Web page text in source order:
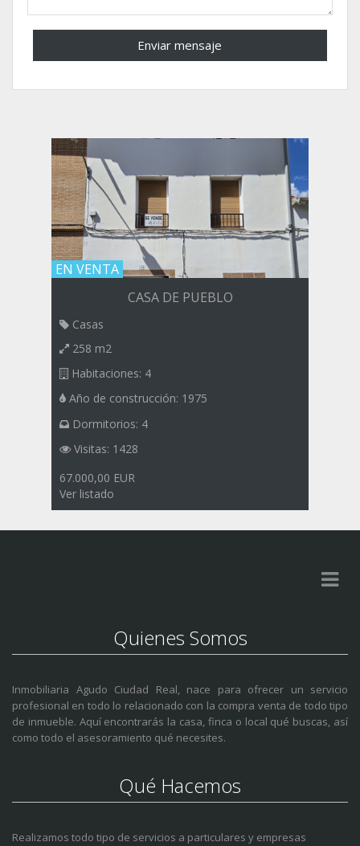
EN VENTA
CASA DE PUEBLO
Casas
258 m2
Habitaciones: 4
Año de construcción: 1975
Dormitorios: 4
Visitas: 1428
67.000,00 EUR
Ver listado
Quienes Somos
Inmobiliaria Agudo Ciudad Real, nace para ofrecer un servicio
profesional en todo lo relacionado con la compra venta de todo tipo
de inmueble. Aquí encontrarás la casa, finca o local qué buscas, así
como todo el asesoramiento qué necesites.
Qué Hacemos
Realizamos todo tipo de servicios a particulares y empresas